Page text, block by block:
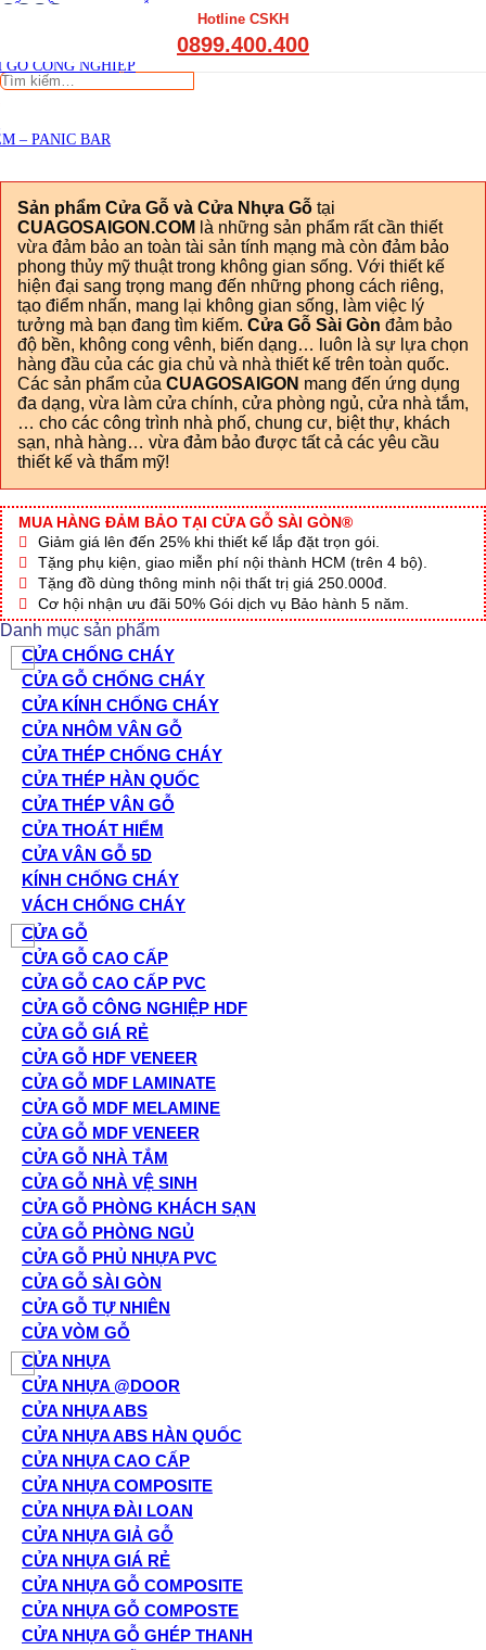
CẦU THANG GỖ
GỖ CÔNG NGHIỆP
– PANIC BAR
Hotline CSKH
0899.400.400
Tìm
CGSG
Sản phẩm Cửa Gỗ và Cửa Nhựa Gỗ tại
CUAGOSAIGON.COM là những sản phẩm rất cần thiết
vừa đảm bảo an toàn tài sản tính mạng mà còn đảm bảo
phong thủy mỹ thuật trong không gian sống. Với thiết kế
hiện đại sang trọng mang đến những phong cách riêng,
tạo điểm nhấn, mang lại không gian sống, làm việc lý
tưởng mà bạn đang tìm kiếm. Cửa Gỗ Sài Gòn đảm bảo
độ bền, không cong vênh, biến dạng… luôn là sự lựa chọn
hàng đầu của các gia chủ và nhà thiết kế trên toàn quốc.
Các sản phẩm của CUAGOSAIGON mang đến ứng dụng
đa dạng, vừa làm cửa chính, cửa phòng ngủ, cửa nhà tắm,
… cho các công trình nhà phố, chung cư, biệt thự, khách
sạn, nhà hàng… vừa đảm bảo được tất cả các yêu cầu
thiết kế và thẩm mỹ!
MUA HÀNG ĐẢM BẢO TẠI CỬA GỖ SÀI GÒN®
Giảm giá lên đến 25% khi thiết kế lắp đặt trọn gói.
Tặng phụ kiện, giao miễn phí nội thành HCM (trên 4 bộ).
Tặng đồ dùng thông minh nội thất trị giá 250.000đ.
Cơ hội nhận ưu đãi 50% Gói dịch vụ Bảo hành 5 năm.
Danh mục sản phẩm
CỬA CHỐNG CHÁY
CỬA GỖ CHỐNG CHÁY
CỬA KÍNH CHỐNG CHÁY
CỬA NHÔM VÂN GỖ
CỬA THÉP CHỐNG CHÁY
CỬA THÉP HÀN QUỐC
CỬA THÉP VÂN GỖ
CỬA THOÁT HIỂM
CỬA VÂN GỖ 5D
KÍNH CHỐNG CHÁY
VÁCH CHỐNG CHÁY
CỬA GỖ
CỬA GỖ CAO CẤP
CỬA GỖ CAO CẤP PVC
CỬA GỖ CÔNG NGHIỆP HDF
CỬA GỖ GIÁ RẺ
CỬA GỖ HDF VENEER
CỬA GỖ MDF LAMINATE
CỬA GỖ MDF MELAMINE
CỬA GỖ MDF VENEER
CỬA GỖ NHÀ TẮM
CỬA GỖ NHÀ VỆ SINH
CỬA GỖ PHÒNG KHÁCH SẠN
CỬA GỖ PHÒNG NGỦ
CỬA GỖ PHỦ NHỰA PVC
CỬA GỖ SÀI GÒN
CỬA GỖ TỰ NHIÊN
CỬA VÒM GỖ
CỬA NHỰA
CỬA NHỰA @DOOR
CỬA NHỰA ABS
CỬA NHỰA ABS HÀN QUỐC
CỬA NHỰA CAO CẤP
CỬA NHỰA COMPOSITE
CỬA NHỰA ĐÀI LOAN
CỬA NHỰA GIẢ GỖ
CỬA NHỰA GIÁ RẺ
CỬA NHỰA GỖ COMPOSITE
CỬA NHỰA GỖ COMPOSTE
CỬA NHỰA GỖ GHÉP THANH